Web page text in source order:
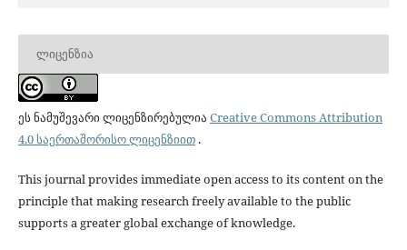
ᲚᲘᲪᲔᲜᲖᲘᲐ
ეს ნამუშევარი ლიცენზირებულია Creative Commons Attribution
4.0 საერთაშორისო ლიცენზიით.
This journal provides immediate open access to its content on the
principle that making research freely available to the public
supports a greater global exchange of knowledge.